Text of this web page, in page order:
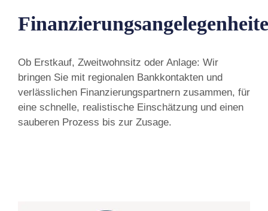
Ob Erstkauf, Zweitwohnsitz oder Anlage: Wir
bringen Sie mit regionalen Bankkontakten und
verlässlichen Finanzierungspartnern zusammen, für
eine schnelle, realistische Einschätzung und einen
sauberen Prozess bis zur Zusage.